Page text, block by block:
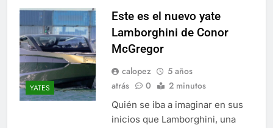
YATES
Este es el nuevo yate
Lamborghini de Conor
McGregor
calopez
5 años
atrás
0 2 minutos
Quién se iba a imaginar en sus
inicios que Lamborghini, una